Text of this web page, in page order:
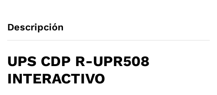
Descripción
UPS CDP R-UPR508
INTERACTIVO